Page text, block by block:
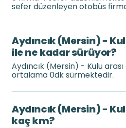
sefer düzenleyen otobüs
Aydıncık (Mersin) -
ile ne kadar sürüyor?
Aydıncık (Mersin) - Kulu
ortalama 0dk sürmektedir.
Aydıncık (Mersin) -
kaç km?